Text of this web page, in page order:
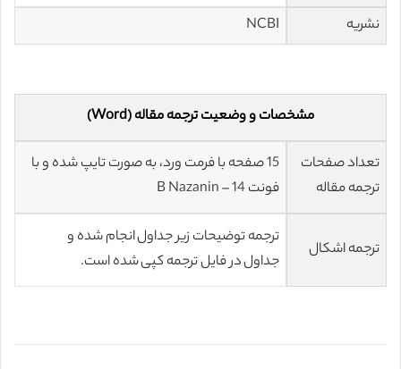
نشریه NCBI
مشخصات و وضعیت ترجمه مقاله (Word)
تعداد صفحات
ترجمه مقاله
15 صفحه با فرمت ورد، به صورت تایپ شده و با
فونت 14 – B Nazanin
ترجمه اشکال
ترجمه توضیحات زیر جداول انجام شده و
جداول در فایل ترجمه کپی شده است.